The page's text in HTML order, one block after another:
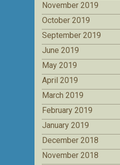
November 2019
October 2019
September 2019
June 2019
May 2019
April 2019
March 2019
February 2019
January 2019
December 2018
November 2018